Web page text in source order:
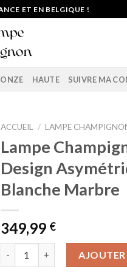
ET EN BELGIQUE !
HAUTE SUIVRE MA
ACCUEIL / LAMPE
Lampe
Design
Blanche Marbre
349,99 €
AJOUTER